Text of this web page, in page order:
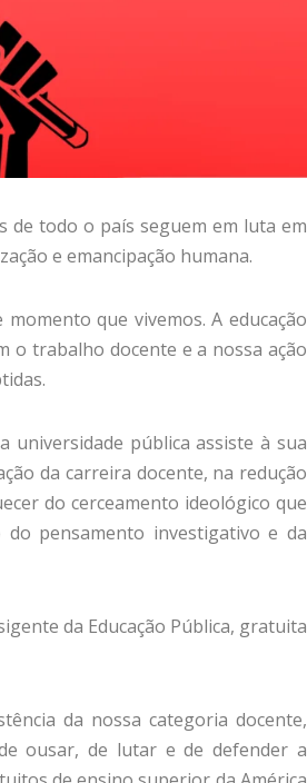
de todo o país seguem em luta em
e emancipação humana.
que vivemos. A educação
o trabalho docente e a nossa ação
universidade pública assiste à sua
da carreira docente, na redução
do cerceamento ideológico que
do pensamento investigativo e da
da Educação Pública, gratuita
da nossa categoria docente,
ousar, de lutar e de defender a